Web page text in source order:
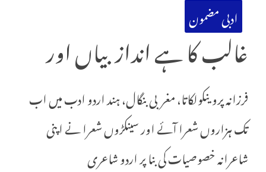
ادبی مضمون
غالب کا ہے انداز بیاں اور
فرزانہ پروینکولکاتا، مغربی بنگال، ہند اردو ادب میں اب
تک ہزاروں شعرا آئے اور سینکڑوں شعرا نے اپنی
شاعرانہ خصوصیات کی بنا پر اردو شاعری